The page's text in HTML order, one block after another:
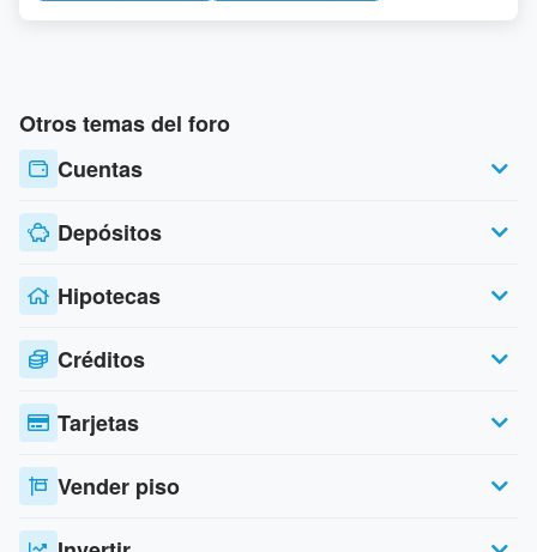
Otros temas del foro
Cuentas
Depósitos
Hipotecas
Créditos
Tarjetas
Vender piso